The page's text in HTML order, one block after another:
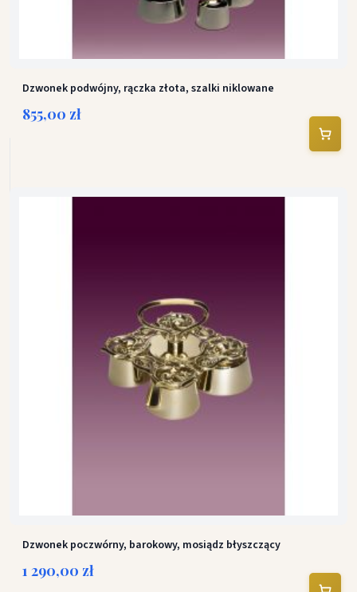
Dzwonek podwójny, rączka złota, szalki niklowane
855,00 zł
Dzwonek poczwórny, barokowy, mosiądz błyszczący
1 290,00 zł